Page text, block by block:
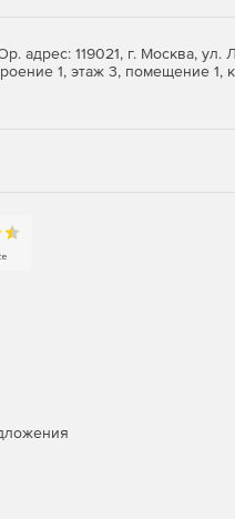
структуре базы данных с
область.
по всем элементам (таблицы,
и т. п.).
адрес: 119021, г. Москва, ул.
1, этаж 3, помещение